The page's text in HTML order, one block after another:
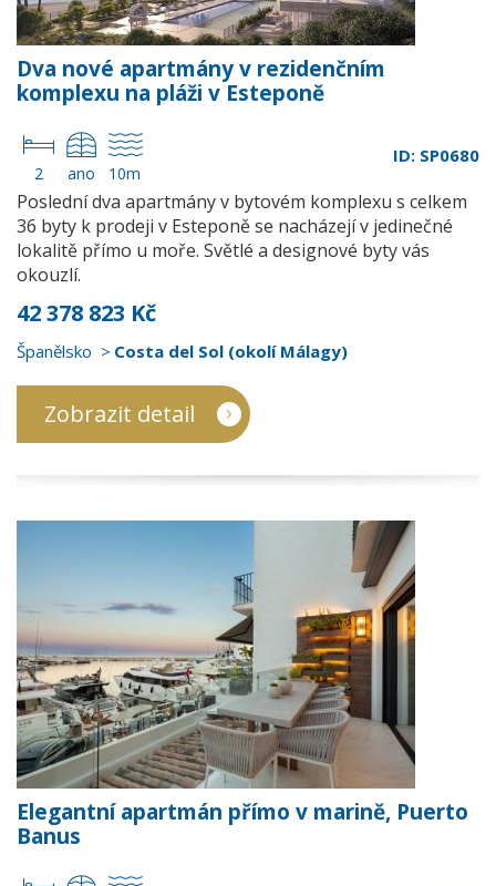
Dva nové apartmány v rezidenčním
komplexu na pláži v Esteponě
2 ano 10m
ID: SP0680
Poslední dva apartmány v bytovém komplexu s celkem
36 byty k prodeji v Esteponě se nacházejí v jedinečné
lokalitě přímo u moře. Světlé a designové byty vás
okouzlí.
42 378 823 Kč
Španělsko Costa del Sol (okolí Málagy)
Zobrazit detail
Elegantní apartmán přímo v marině, Puerto
Banus